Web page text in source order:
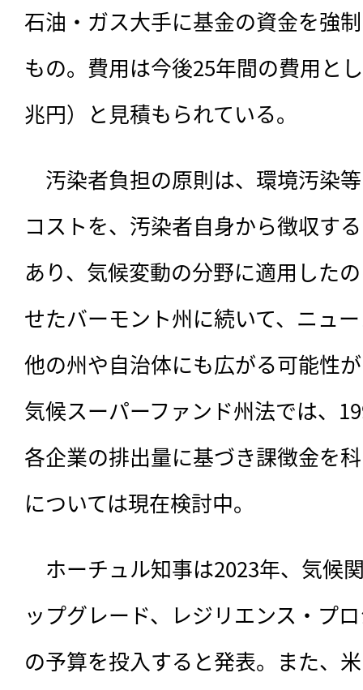
石油・ガス大手に基金の資金を強
もの。費用は今後25年間の費用と
兆円）と見積もられている。
汚染者負担の原則は、環境汚染
コストを、汚染者自身から徴収す
あり、気候変動の分野に適用した
せたバーモント州に続いて、ニュ
他の州や自治体にも広がる可能性
気候スーパーファンド州法では、
各企業の排出量に基づき課徴金を
については現在検討中。
ホーチュル知事は2023年、気候
ップグレード、レジリエンス・プ
の予算を投入すると発表。また、